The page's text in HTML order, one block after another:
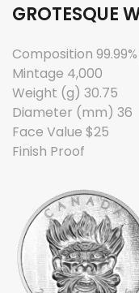
GROTESQUE
Composition
Mintage 4,000
Weight (g) 30.75
Diameter (mm) 36
Face Value $25
Finish Proof